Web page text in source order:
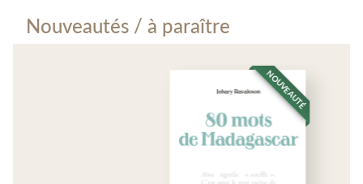
Nouveautés / à paraître
NOUVEAUTÉ